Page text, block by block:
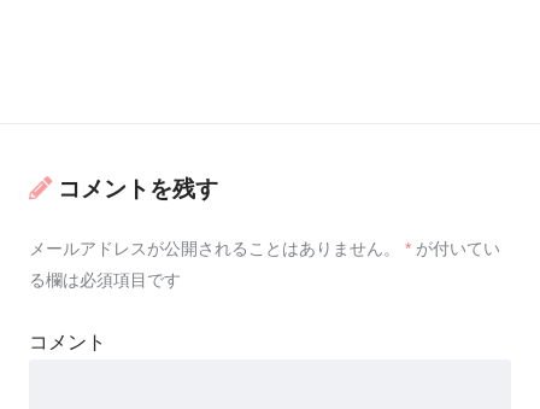
コメントを残す
メールアドレスが公開されることはありません。 * が付いてい
る欄は必須項目です
コメント